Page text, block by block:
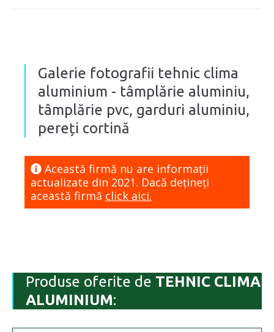
Galerie fotografii tehnic clima
aluminium - tâmplărie aluminiu,
tâmplărie pvc, garduri aluminiu,
pereți cortină
Această firmă nu are informaţii
actualizate din 2021. Dacă dețineți
această firmă click aici.
Produse oferite de TEHNIC CLIMA
ALUMINIUM: